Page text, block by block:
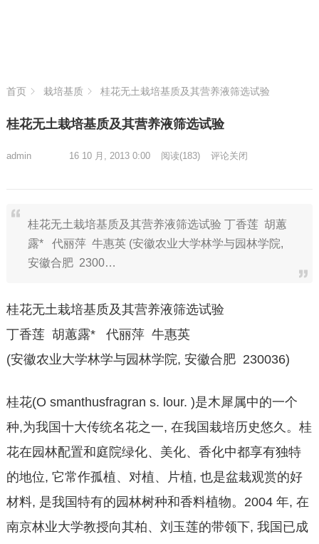
首页 栽培基质 桂花无土栽培基质及其营养液筛选试验
桂花无土栽培基质及其营养液筛选试验
admin 16 10 月, 2013 0:00 阅读(183) 评论关闭
桂花无土栽培基质及其营养液筛选试验 丁香莲 胡蕙
露* 代丽萍 牛惠英 (安徽农业大学林学与园林学院,
安徽合肥 2300…
桂花无土栽培基质及其营养液筛选试验
丁香莲 胡蕙露* 代丽萍 牛惠英
(安徽农业大学林学与园林学院, 安徽合肥 230036)
桂花(O smanthusfragran s. lour. )是木犀属中的一个
种,为我国十大传统名花之一, 在我国栽培历史悠久。桂
花在园林配置和庭院绿化、美化、香化中都享有独特
的地位, 它常作孤植、对植、片植, 也是盆栽观赏的好
材料, 是我国特有的园林树种和香料植物。2004 年, 在
南京林业大学教授向其柏、刘玉莲的带领下, 我国已成